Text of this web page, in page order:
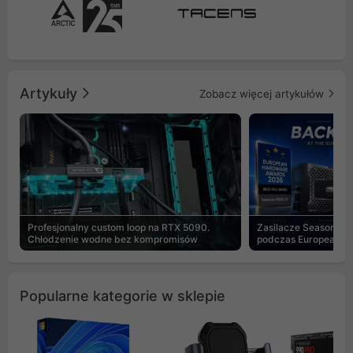
Artykuły Zobacz więcej artykułów
Profesjonalny custom loop na RTX 5090.
Chłodzenie wodne bez kompromisów
Zasilacze Seasonic
podczas European
Popularne kategorie w sklepie